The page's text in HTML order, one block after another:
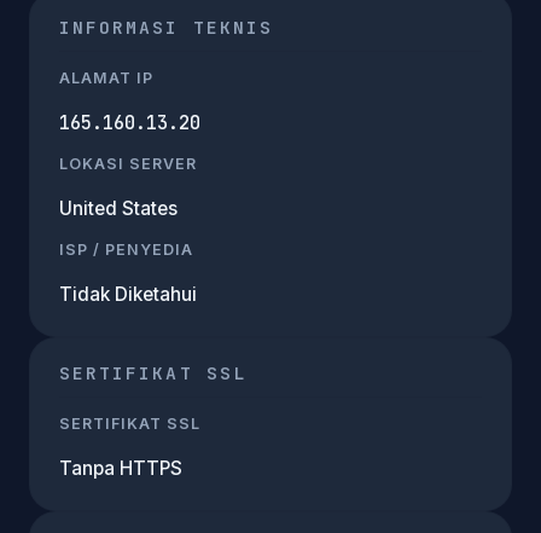
INFORMASI TEKNIS
ALAMAT IP
165.160.13.20
LOKASI SERVER
United States
ISP / PENYEDIA
Tidak Diketahui
SERTIFIKAT SSL
SERTIFIKAT SSL
Tanpa HTTPS